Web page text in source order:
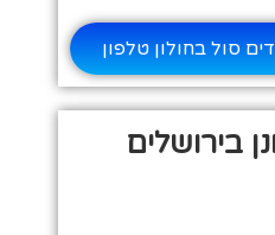
סול בחולון טלפון
בירושלים